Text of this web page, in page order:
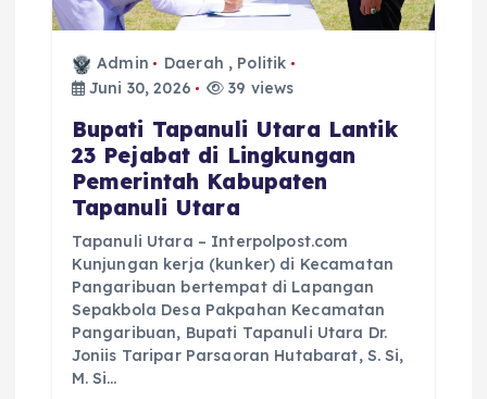
Admin Daerah , Politik
Juni 30, 2026
39 views
Bupati Tapanuli Utara Lantik
23 Pejabat di Lingkungan
Pemerintah Kabupaten
Tapanuli Utara
Tapanuli Utara – Interpolpost.com
Kunjungan kerja (kunker) di Kecamatan
Pangaribuan bertempat di Lapangan
Sepakbola Desa Pakpahan Kecamatan
Pangaribuan, Bupati Tapanuli Utara Dr.
Joniis Taripar Parsaoran Hutabarat, S. Si,
M. Si…